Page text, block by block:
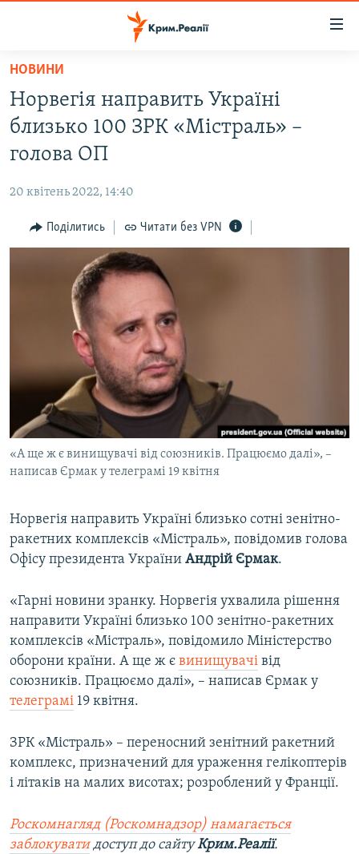
Перейти
основного
матеріалу
до
основної
Перейти
до
ВОДА.КРИМ
ВІДЕО ТА ФОТО
БЛОГИ
ПОГЛЯД
ВСЕ ЗА ДЕНЬ
СПЕЦПРОЕКТИ
ДЕПОРТАЦІЯ
ВІДЕОУРОКИ «ELIFBE»
СВІДЧЕННЯ ОКУПАЦІЇ
УКРАЇНСЬКА ПРОБЛЕМА КРИМУ
ІНФОГРАФІКА
ЯК ОБІЙТИ БЛОКУВАННЯ
Русский
Qırımtatar
ДОЛУЧАЙСЯ!
Усі сайти RFE/RL
НОВИНИ
Норвегія направить Україні
близько 100 ЗРК «Містраль» –
голова ОП
20 квітень 2022, 14:40
Поділитись Читати без VPN
«А ще ж є винищувачі від союзників. Працюємо далі», –
написав Єрмак у телеграмі 19 квітня
Норвегія направить Україні близько сотні зенітно-
ракетних комплексів «Містраль», повідомив голова
Офісу президента України Андрій Єрмак.
«Гарні новини зранку. Норвегія ухвалила рішення
направити Україні близько 100 зенітно-ракетних
комплексів «Містраль», повідомило Міністерство
оборони країни. А ще ж є винищувачі від
союзників. Працюємо далі», – написав Єрмак у
телеграмі 19 квітня.
ЗРК «Містраль» – переносний зенітний ракетний
комплекс, призначений для ураження гелікоптерів
і літаків на малих висотах; розроблений у Франції.
Роскомнагляд (Роскомнадзор) намагається
заблокуватидоступ до сайтуКрим.Реалії.